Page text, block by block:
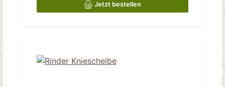
Jetzt bestellen